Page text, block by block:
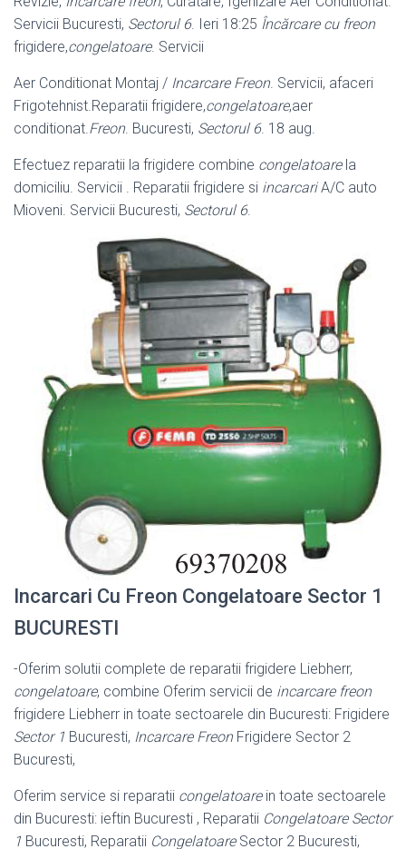
Servicii Bucuresti, Sectorul 6. Ieri 18:25 Încărcare cu freon
frigidere,congelatoare. Servicii
Aer Conditionat Montaj / Incarcare Freon. Servicii, afaceri
Frigotehnist.Reparatii frigidere,congelatoare,aer
conditionat.Freon. Bucuresti, Sectorul 6. 18 aug.
Efectuez reparatii la frigidere combine congelatoarela
domiciliu. Servicii . Reparatii frigidere si incarcariA/C auto
Mioveni. Servicii Bucuresti, Sectorul 6.
Incarcari Cu Freon Congelatoare Sector 1
BUCURESTI
-Oferim solutii complete de reparatii frigidere Liebherr,
congelatoare, combine Oferim servicii de incarcare freon
frigidere Liebherr in toate sectoarele din Bucuresti: Frigidere
Sector 1 Bucuresti, Incarcare FreonFrigidere Sector 2
Bucuresti,
Oferim service si reparatii congelatoarein toate sectoarele
din Bucuresti: ieftin Bucuresti , Reparatii Congelatoare Sector
1 Bucuresti, Reparatii CongelatoareSector 2 Bucuresti,